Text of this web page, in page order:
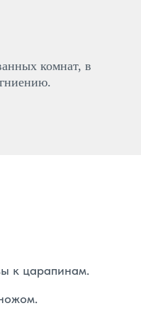
комнат, в
к царапинам.